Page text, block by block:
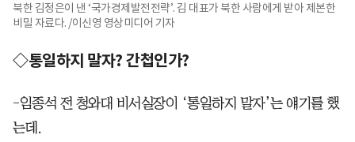
북한 김정은이 낸 ‘국가경제발전전략’. 김 대표가 북한 사람에게 받아 제본한
비밀 자료다. /이신영 영상미디어 기자
◇통일하지 말자? 간첩인가?
-임종석 전 청와대 비서실장이 ‘통일하지 말자’는 얘기를 했
는데.